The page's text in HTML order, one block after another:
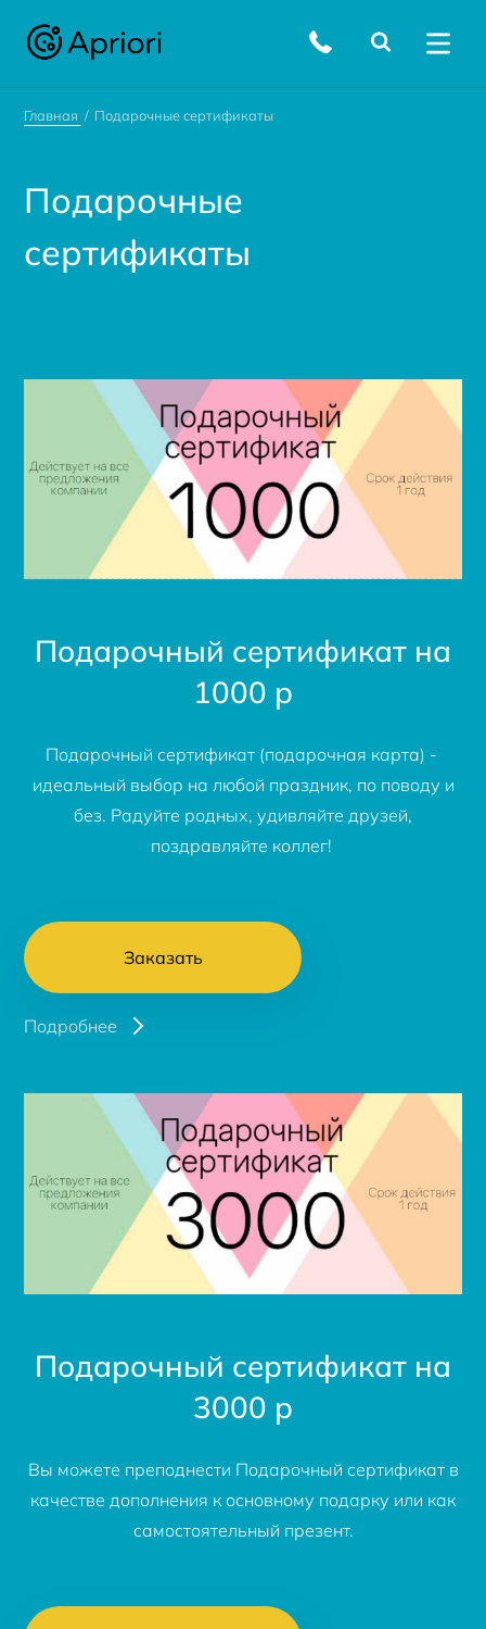
Главная Подарочные сертификаты
Подарочные
сертификаты
Подарочный сертификат на
1000 р
Подарочный сертификат (подарочная карта) -
идеальный выбор на любой праздник, по поводу и
без. Радуйте родных, удивляйте друзей,
поздравляйте коллег!
Заказать
Подробнее
Подарочный сертификат на
3000 р
Вы можете преподнести Подарочный сертификат в
качестве дополнения к основному подарку или как
самостоятельный презент.